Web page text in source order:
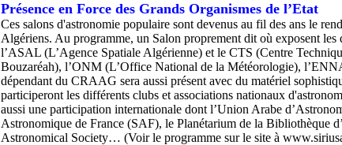
Présence en Force des Grands Organismes de l’Etat
Ces salons d'astronomie populaire sont devenus au fil des ans le
Algériens. Au programme, un Salon proprement dit où exposent les
l’ASAL (L’Agence Spatiale Algérienne) et le CTS (Centre
Bouzaréah), l’ONM (L’Office National de la Météorologie),
dépendant du CRAAG sera aussi présent avec du matériel
participeront les différents clubs et associations nationaux
aussi une participation internationale dont l’Union Arabe
Astronomique de France (SAF), le Planétarium de la Bibliothèque
Astronomical Society… (Voir le programme sur le site à